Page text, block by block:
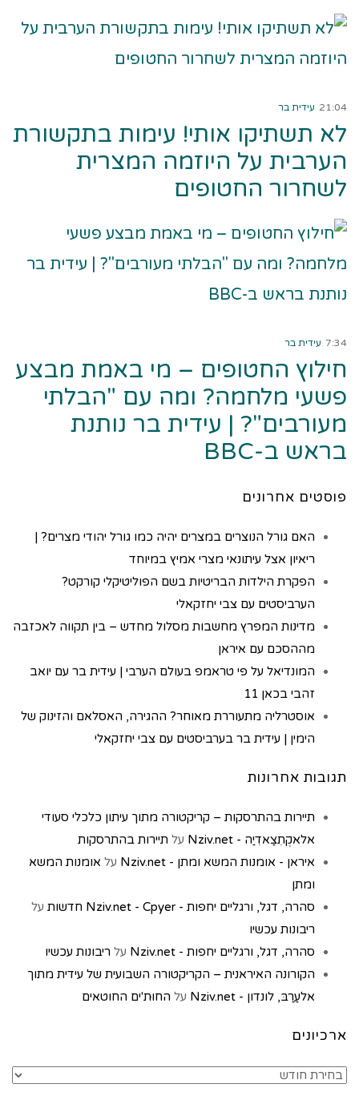
21:04 עידית בר
לא תשתיקו אותי! עימות בתקשורת
הערבית על היוזמה המצרית
לשחרור החטופים
7:34 עידית בר
חילוץ החטופים – מי באמת מבצע
פשעי מלחמה? ומה עם "הבלתי
מעורבים"? | עידית בר נותנת
בראש ב-BBC
פוסטים אחרונים
האם גורל הנוצרים במצרים יהיה כמו גורל יהודי מצרים? |
ריאיון אצל עיתונאי מצרי אמיץ במיוחד
הפקרת הילדות הבריטיות בשם הפוליטיקלי קורקט?
הערביסטים עם צבי יחזקאלי
מדינות המפרץ מחשבות מסלול מחדש – בין תקווה לאכזבה
מההסכם עם איראן
המונדיאל על פי טראמפ בעולם הערבי | עידית בר עם יואב
זהבי בכאן 11
אוסטרליה מתעוררת מאוחר? ההגירה, האסלאם והזינוק של
הימין | עידית בר בערביסטים עם צבי יחזקאלי
תגובות אחרונות
תיירות בהתרסקות – קריקטורה מתוך עיתון כלכלי סעודי
אלאקְתִצַאדִיַה - Nziv.net
על תיירות בהתרסקות
איראן - אומנות המשא ומתן - Nziv.net
על אומנות המשא
ומתן
סהרה, דגל, ורגליים יחפות - Nziv.net - Cpyer חדשות
על
ריבונות עכשיו
סהרה, דגל, ורגליים יחפות - Nziv.net
על ריבונות עכשיו
הקורונה האיראנית – הקריקטורה השבועית של עידית מתוך
אלעַרַבּ, לונדון - Nziv.net
על החוּת'ים החוטאים
ארכיונים